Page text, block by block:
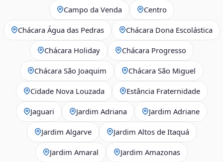
Campo da Venda Centro
Chácara Água das Pedras Chácara Dona Escolástica
Chácara Holiday Chácara Progresso
Chácara São Joaquim Chácara São Miguel
Cidade Nova Louzada Estância Fraternidade
Jaguari Jardim Adriana Jardim Adriane
Jardim Algarve Jardim Altos de Itaquá
Jardim Amaral Jardim Amazonas